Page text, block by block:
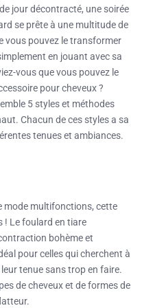
jour décontracté, une soirée
se prête à une multitude de
vous pouvez le transformer
en jouant avec sa
vous que vous pouvez le
pour cheveux ?
5 styles et méthodes
Chacun de ces styles a sa
tenues et ambiances.
mode multifonctions, cette
! Le foulard en tiare
bohème et
pour celles qui cherchent à
tenue sans trop en faire.
de cheveux et de formes de